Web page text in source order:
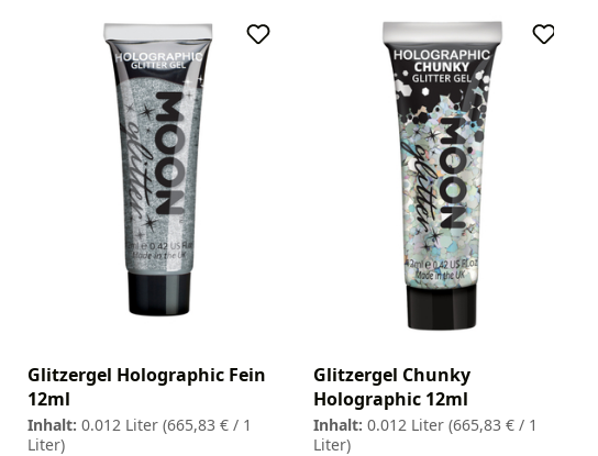
Glitzergel Holographic Fein
12ml
Inhalt: 0.012 Liter (665,83 € / 1
Liter)
Glitzergel Chunky
Holographic 12ml
Inhalt: 0.012 Liter (665,83 € / 1
Liter)